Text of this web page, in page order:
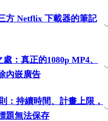
）
方 Netflix 下載器的筆記
年 5 月）
：真正的1080p MP4、
內嵌廣告
義
：持續時間、計畫上限，
題無法保存